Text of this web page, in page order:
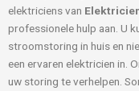
elektriciens van
professionele hulp aan. U
stroomstoring in huis en
een ervaren elektricien in.
uw storing te verhelpen.